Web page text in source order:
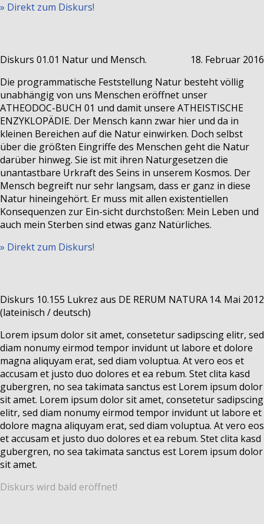
» Direkt zum Diskurs!
Diskurs 01.01 18. Februar 2016
Natur und Mensch.
Die programmatische Feststellung Natur besteht völlig
unabhängig von uns Menschen eröffnet unser
ATHEODOC-BUCH 01 und damit unsere ATHEISTISCHE
ENZYKLOPÄDIE. Der Mensch kann zwar hier und da in
kleinen Bereichen auf die Natur einwirken. Doch selbst
über die größten Eingriffe des Menschen geht die Natur
darüber hinweg. Sie ist mit ihren Naturgesetzen die
unantastbare Urkraft des Seins in unserem Kosmos. Der
Mensch begreift nur sehr langsam, dass er ganz in diese
Natur hineingehört. Er muss mit allen existentiellen
Konsequenzen zur Ein-sicht durchstoßen: Mein Leben und
auch mein Sterben sind etwas ganz Natürliches.
» Direkt zum Diskurs!
Diskurs 10.155 14. Mai 2012
Lukrez aus DE RERUM NATURA
(lateinisch / deutsch)
Lorem ipsum dolor sit amet, consetetur sadipscing elitr, sed
diam nonumy eirmod tempor invidunt ut labore et dolore
magna aliquyam erat, sed diam voluptua. At vero eos et
accusam et justo duo dolores et ea rebum. Stet clita kasd
gubergren, no sea takimata sanctus est Lorem ipsum dolor
sit amet. Lorem ipsum dolor sit amet, consetetur sadipscing
elitr, sed diam nonumy eirmod tempor invidunt ut labore et
dolore magna aliquyam erat, sed diam voluptua. At vero eos
et accusam et justo duo dolores et ea rebum. Stet clita kasd
gubergren, no sea takimata sanctus est Lorem ipsum dolor
sit amet.
Diskurs wird bald eröffnet!